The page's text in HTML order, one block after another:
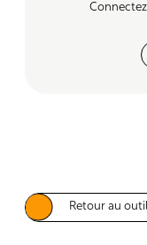
Retour au